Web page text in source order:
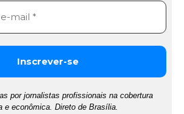
por jornalistas profissionais na cobertura
e econômica. Direto de Brasília.